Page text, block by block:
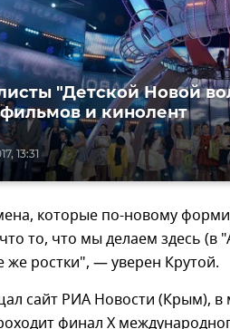
13:31
"Детской Новой
и кинолент
которые по-новому
то, что мы делаем здесь (в
же ростки", — уверен Крутой.
сайт РИА Новости (Крым),
финал Х